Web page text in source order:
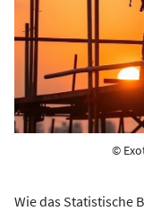
©
Wie das Statistische